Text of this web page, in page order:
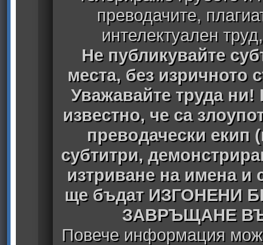
преводачите,
интелектуален
Не публикувайте
места, без изричното
Уважавайте труда ни!
известно, че са
преводачески екип
субтитри,
изтриване на имена
ще бъдат ИЗГОНЕНИ
ЗАВРЪЩАНЕ
Повече информация